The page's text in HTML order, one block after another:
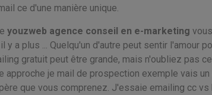
ce d'une manière unique.
youzweb agence conseil en e-marketing
y a plus ... Quelqu'un d'autre peut sentir l'amour
gratuit peut être grande, mais n'oubliez pas
approche je mail de prospection exemple vais
que vous comprenez. J'essaie emailing cc